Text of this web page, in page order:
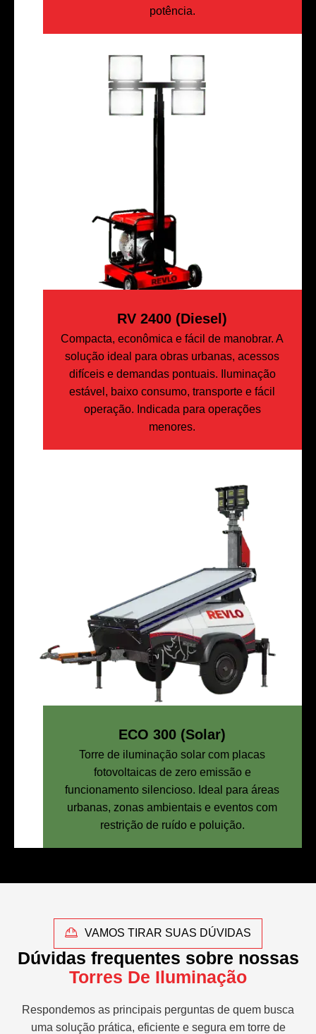
potência.
RV 2400 (Diesel)
Compacta, econômica e fácil de manobrar. A
solução ideal para obras urbanas, acessos
difíceis e demandas pontuais. Iluminação
estável, baixo consumo, transporte e fácil
operação. Indicada para operações
menores.
ECO 300 (Solar)
Torre de iluminação solar com placas
fotovoltaicas de zero emissão e
funcionamento silencioso. Ideal para áreas
urbanas, zonas ambientais e eventos com
restrição de ruído e poluição.
VAMOS TIRAR SUAS DÚVIDAS
Dúvidas frequentes sobre nossas
Torres De Iluminação
Respondemos as principais perguntas de quem busca
uma solução prática, eficiente e segura em torre de